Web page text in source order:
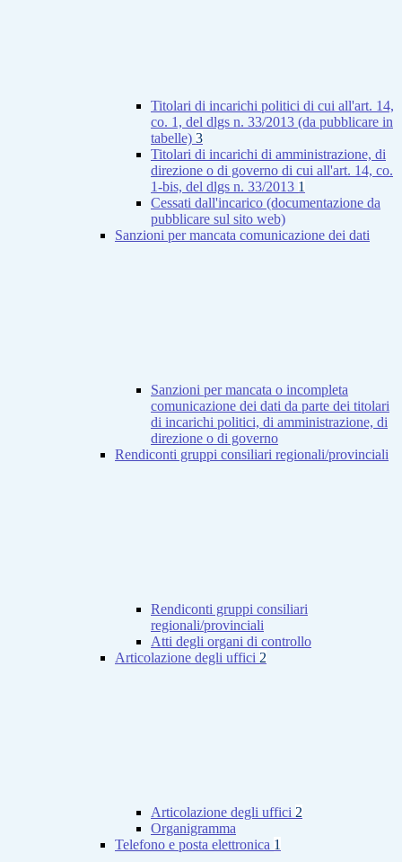
Titolari di incarichi politici di cui all'art. 14,
co. 1, del dlgs n. 33/2013 (da pubblicare in
tabelle) 3
Titolari di incarichi di amministrazione, di
direzione o di governo di cui all'art. 14, co.
1-bis, del dlgs n. 33/2013 1
Cessati dall'incarico (documentazione da
pubblicare sul sito web)
Sanzioni per mancata comunicazione dei dati
Sanzioni per mancata o incompleta
comunicazione dei dati da parte dei titolari
di incarichi politici, di amministrazione, di
direzione o di governo
Rendiconti gruppi consiliari regionali/provinciali
Rendiconti gruppi consiliari
regionali/provinciali
Atti degli organi di controllo
Articolazione degli uffici 2
Articolazione degli uffici 2
Organigramma
Telefono e posta elettronica 1